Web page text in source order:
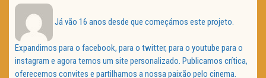
Já vão 16 anos desde que começámos este projeto.
Expandimos para o facebook, para o twitter, para o youtube para o
instagram e agora temos um site personalizado. Publicamos crítica,
oferecemos convites e partilhamos a nossa paixão pelo cinema.